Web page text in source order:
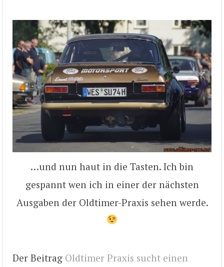
…und nun haut in die Tasten. Ich bin
gespannt wen ich in einer der nächsten
Ausgaben der Oldtimer-Praxis sehen werde.
Der Beitrag Oldtimer Praxis sucht einen